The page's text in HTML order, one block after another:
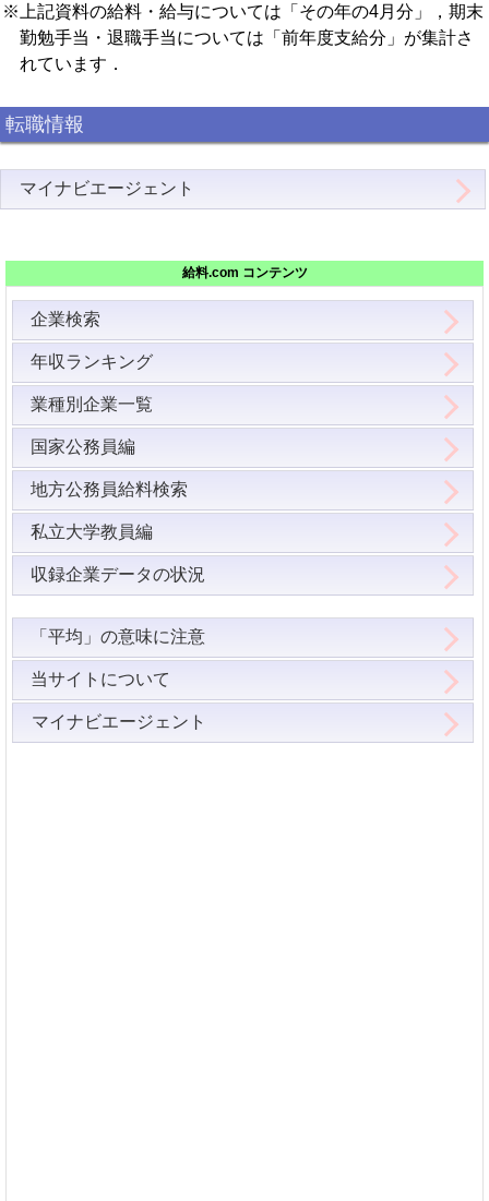
※上記資料の給料・給与については「その年の4月分」，期末
勤勉手当・退職手当については「前年度支給分」が集計さ
れています．
転職情報
マイナビエージェント
給料.com コンテンツ
企業検索
年収ランキング
業種別企業一覧
国家公務員編
地方公務員給料検索
私立大学教員編
収録企業データの状況
「平均」の意味に注意
当サイトについて
マイナビエージェント